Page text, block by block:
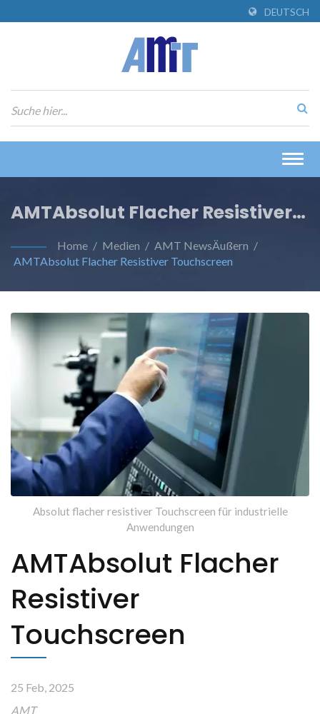
DEUTSCH
AMTAbsolut Flacher Resistiver
Touchscreen
Home / Medien / AMT NewsÄußern /
AMTAbsolut Flacher Resistiver Touchscreen
Absolut flacher resistiver Touchscreen für industrielle
Anwendungen
AMTAbsolut Flacher
Resistiver
Touchscreen
25 Feb, 2025
AMT